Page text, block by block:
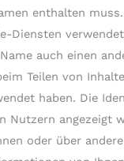
enthalten
Diensten
auch einen
Teilen von
haben. Die
Nutzern angezeigt
oder über andere